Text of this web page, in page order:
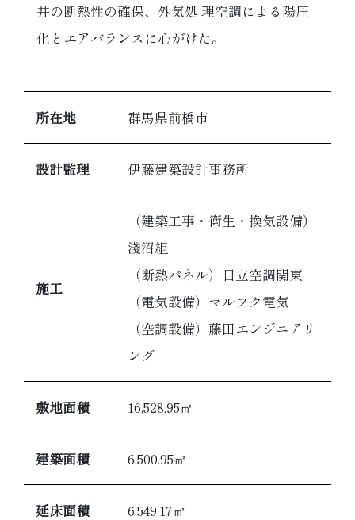
井の断熱性の確保、外気処 理空調による陽圧
化とエアバランスに心がけた。
所在地 群馬県前橋市
設計監理 伊藤建築設計事務所
施工
（建築工事・衛生・換気設備）
淺沼組
（断熱パネル）日立空調関東
（電気設備）マルフク電気
（空調設備）藤田エンジニアリ
ング
敷地面積 16,528.95㎡
建築面積 6,500.95㎡
延床面積 6,549.17㎡